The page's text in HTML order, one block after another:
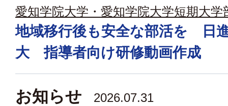
愛知学院大学・愛知学院大学短期大学
地域移行後も安全な部活を 日
大 指導者向け研修動画作成
お知らせ
2026.07.31